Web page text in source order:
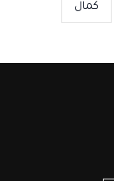
كمال